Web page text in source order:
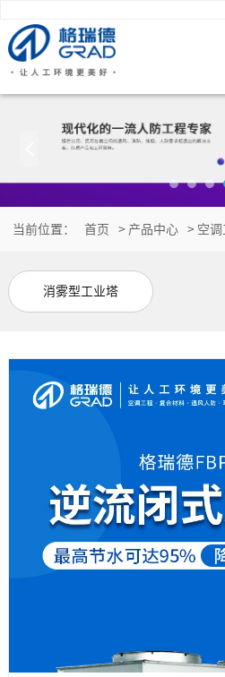
当前位置： 首页 > 产品中心 > 空调
消雾型工业塔